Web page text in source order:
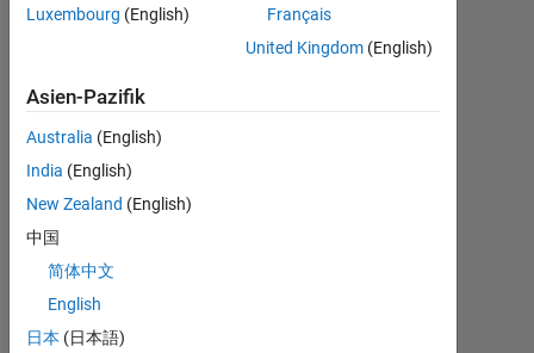
a
Luxembourg (English)
Français
United Kingdom (English)
Asien-Pazifik
Australia (English)
India (English)
New Zealand (English)
中国
简体中文
English
日本 (日本語)